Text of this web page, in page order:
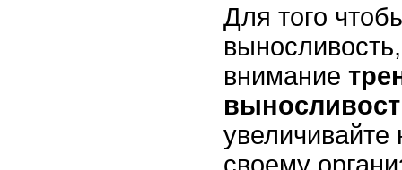
Для того
внимание
увеличивайте